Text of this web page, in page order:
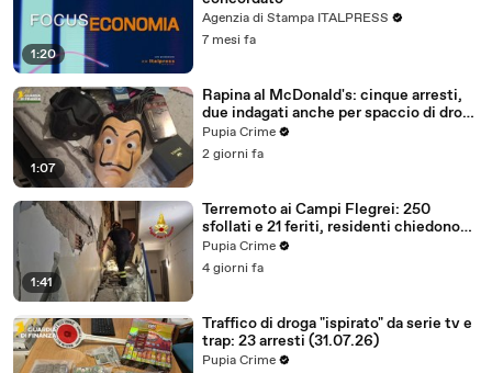
1:20
Agenzia di Stampa ITALPRESS
7 mesi fa
1:07
Rapina al McDonald's: cinque arresti,
due indagati anche per spaccio di droga
(03.08.26)
Pupia Crime
2 giorni fa
1:41
Terremoto ai Campi Flegrei: 250
sfollati e 21 feriti, residenti chiedono
certezze sul futuro (01.08.26)
Pupia Crime
4 giorni fa
Traffico di droga "ispirato" da serie tv e
trap: 23 arresti (31.07.26)
Pupia Crime